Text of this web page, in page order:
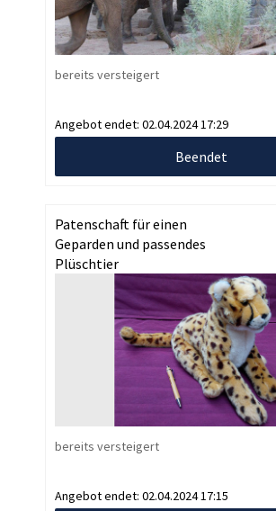
bereits versteigert
Angebot endet: 02.04.2024 17:29
Beendet
Patenschaft für einen
Geparden und passendes
Plüschtier
bereits versteigert
Angebot endet: 02.04.2024 17:15